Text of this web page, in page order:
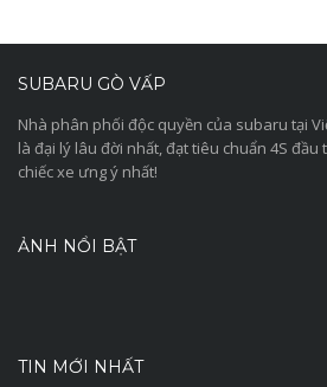
SUBARU GÒ VẤP
Nhà phân phối độc quyền của subaru tại
là đại lý lâu đời nhất, đạt tiêu chuẩn 4S
chiếc xe ưng ý nhất!
ẢNH NỔI BẬT
TIN MỚI NHẤT